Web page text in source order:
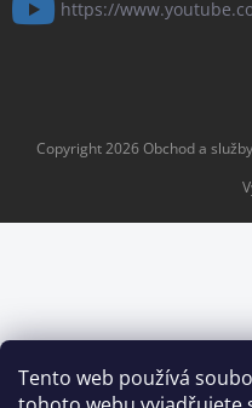
Tento web používá
https://
Copyright 2026Obchod a